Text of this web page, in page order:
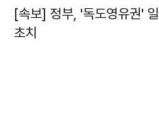
[속보] 정부, '독도영유권'
초치